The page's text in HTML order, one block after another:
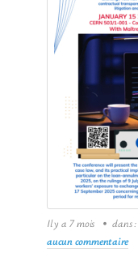
Il y a 7 mois dans :
aucun commentaire